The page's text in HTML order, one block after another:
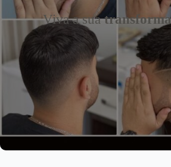
Viva a sua